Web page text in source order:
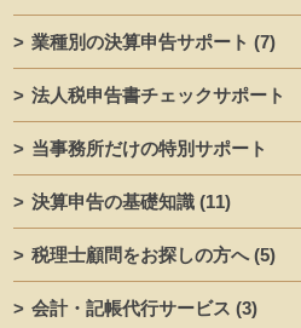
業種別の決算申告サポート (7)
法人税申告書チェックサポート
当事務所だけの特別サポート
決算申告の基礎知識 (11)
税理士顧問をお探しの方へ (5)
会計・記帳代行サービス (3)